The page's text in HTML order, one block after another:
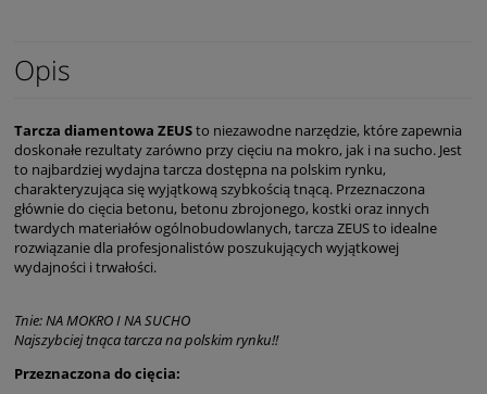
Opis
Tarcza diamentowa ZEUSto niezawodne narzędzie, które zapewnia
doskonałe rezultaty zarówno przy cięciu na mokro, jak i na sucho. Jest
to najbardziej wydajna tarcza dostępna na polskim rynku,
charakteryzująca się wyjątkową szybkością tnącą. Przeznaczona
głównie do cięcia betonu, betonu zbrojonego, kostki oraz innych
twardych materiałów ogólnobudowlanych, tarcza ZEUS to idealne
rozwiązanie dla profesjonalistów poszukujących wyjątkowej
wydajności i trwałości.
Tnie: NA MOKRO I NA SUCHO
Najszybciej tnąca tarcza na polskim rynku!!
Przeznaczona do cięcia: